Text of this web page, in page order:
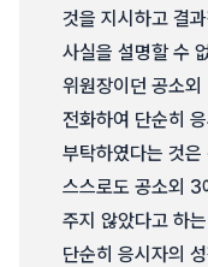
것을 지시하고 결
사실을 설명할 수
위원장이던 공소
전화하여 단순히
부탁하였다는 것
스스로도 공소외 3
주지 않았다고 하
단순히 응시자의